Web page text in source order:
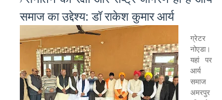
समाज का उद्देश्य: डॉ राकेश कुमार आर्य
ग्रेटर
नोएडा।
यहां पर
आर्य
समाज
अमरपुर